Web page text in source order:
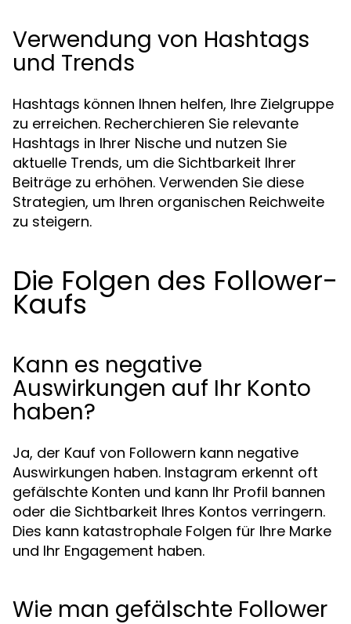
Verwendung von Hashtags
und Trends
Hashtags können Ihnen helfen, Ihre Zielgruppe
zu erreichen. Recherchieren Sie relevante
Hashtags in Ihrer Nische und nutzen Sie
aktuelle Trends, um die Sichtbarkeit Ihrer
Beiträge zu erhöhen. Verwenden Sie diese
Strategien, um Ihren organischen Reichweite
zu steigern.
Die Folgen des Follower-
Kaufs
Kann es negative
Auswirkungen auf Ihr Konto
haben?
Ja, der Kauf von Followern kann negative
Auswirkungen haben. Instagram erkennt oft
gefälschte Konten und kann Ihr Profil bannen
oder die Sichtbarkeit Ihres Kontos verringern.
Dies kann katastrophale Folgen für Ihre Marke
und Ihr Engagement haben.
Wie man gefälschte Follower